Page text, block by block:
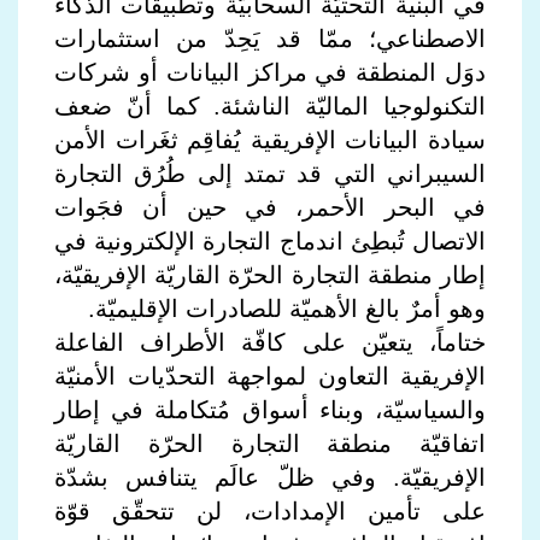
الاصطناعي؛ ممّا قد يَحِدّ من استثمارات
دوَل المنطقة في مراكز البيانات أو شركات
التكنولوجيا الماليّة الناشئة. كما أنّ ضعف
سيادة البيانات الإفريقية يُفاقِم ثغَرات الأمن
السيبراني التي قد تمتد إلى طُرُق التجارة
في البحر الأحمر، في حين أن فجَوات
الاتصال تُبطِئ اندماج التجارة الإلكترونية في
إطار منطقة التجارة الحرّة القاريّة الإفريقيّة،
وهو أمرٌ بالغ الأهميّة للصادرات الإقليميّة.
ختاماً، يتعيّن على كافّة الأطراف الفاعلة
الإفريقية التعاون لمواجهة التحدّيات الأمنيّة
والسياسيّة، وبناء أسواق مُتكاملة في إطار
اتفاقيّة منطقة التجارة الحرّة القاريّة
الإفريقيّة. وفي ظلّ عالَم يتنافس بشدّة
على تأمين الإمدادات، لن تتحقّق قوّة